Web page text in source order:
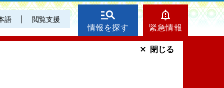
語 閲覧支援
情報を探す 緊急情報
閉じる